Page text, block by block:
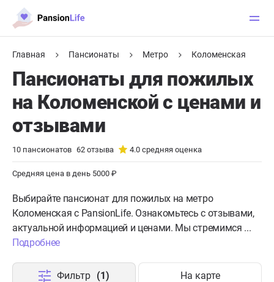
Главная Пансионаты Метро Коломенская
Пансионаты для пожилых
на Коломенской с ценами и
отзывами
10 пансионатов 62 отзыва 4.0 средняя оценка
Средняя цена в день 5000 ₽
Выбирайте пансионат для пожилых на метро
Коломенская с PansionLife. Ознакомьтесь с отзывами,
актуальной информацией и ценами. Мы стремимся ...
Подробнее
Фильтр (1) На карте